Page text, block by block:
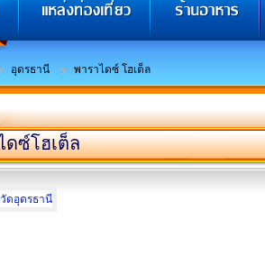
อุดรธานี พาราไดซ์ โฮเต็ล
ดซ์โฮเต็ล